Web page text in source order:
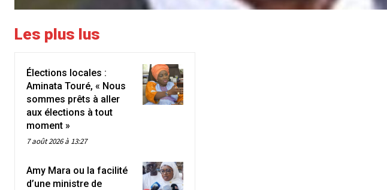
Les plus lus
Élections locales :
Aminata Touré, « Nous
sommes prêts à aller
aux élections à tout
moment »
7 août 2026 à 13:27
Amy Mara ou la facilité
d’une ministre de